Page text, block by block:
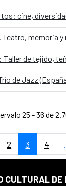
Teatro, memoria y
de Jazz
25 - 36 de
Página
2 Página
3 4
CULTURAL DE